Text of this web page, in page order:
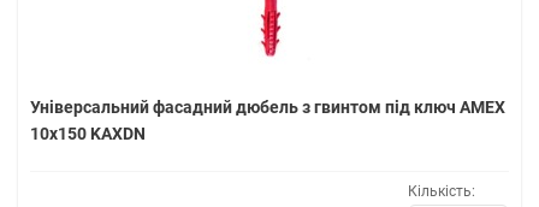
Універсальний фасадний дюбель з гвинтом під ключ AMEX
10х150 KAXDN
Кількість: